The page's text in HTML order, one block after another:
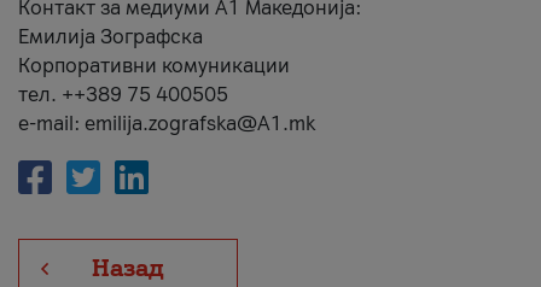
Контакт за медиуми А1 Македонија:
Емилија Зографска
Корпоративни комуникации
тел. ++389 75 400505
e-mail: emilija.zografska@A1.mk
Назад